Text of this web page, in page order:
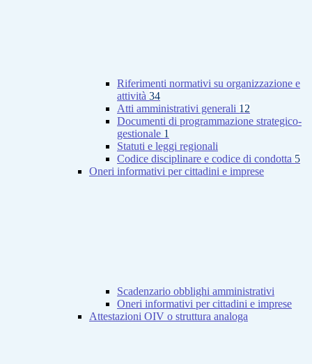
Riferimenti normativi su organizzazione e
attività 34
Atti amministrativi generali 12
Documenti di programmazione strategico-
gestionale 1
Statuti e leggi regionali
Codice disciplinare e codice di condotta 5
Oneri informativi per cittadini e imprese
Scadenzario obblighi amministrativi
Oneri informativi per cittadini e imprese
Attestazioni OIV o struttura analoga